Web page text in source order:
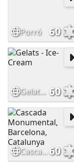
Porró 60
Gelats - Ice-Cream 60
Cascada Monumental, Barcelona, Catalunya60